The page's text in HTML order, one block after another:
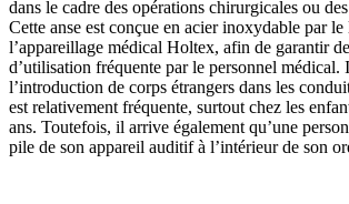
dans le cadre des opérations chirurgicales ou
Cette anse est conçue en acier inoxydable par le
l’appareillage médical Holtex, afin de garantir
d’utilisation fréquente par le personnel médical.
l’introduction de corps étrangers dans les
est relativement fréquente, surtout chez les
ans. Toutefois, il arrive également qu’une
pile de son appareil auditif à l’intérieur de son